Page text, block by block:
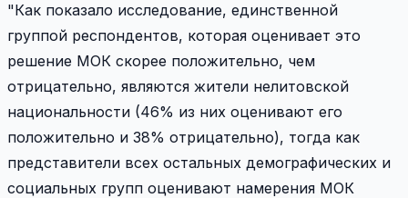
"Как показало исследование, единственной
группой респондентов, которая оценивает это
решение МОК скорее положительно, чем
отрицательно, являются жители нелитовской
национальности (46% из них оценивают его
положительно и 38% отрицательно), тогда как
представители всех остальных демографических и
социальных групп оценивают намерения МОК